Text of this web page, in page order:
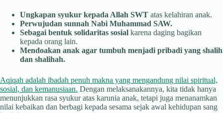
Ungkapan syukur kepada Allah SWT atas kelahiran anak.
Perwujudan sunnah Nabi Muhammad SAW.
Sebagai bentuk solidaritas sosial karena daging bagikan
kepada orang lain.
Mendoakan anak agar tumbuh menjadi pribadi yang shalih
dan shalihah.
Aqiqah adalah ibadah penuh makna yang mengandung nilai spiritual,
sosial, dan kemanusiaan. Dengan melaksanakannya, kita tidak hanya
menunjukkan rasa syukur atas karunia anak, tetapi juga menanamkan
nilai kebaikan dan berbagi kepada sesama sejak awal kehidupan sang